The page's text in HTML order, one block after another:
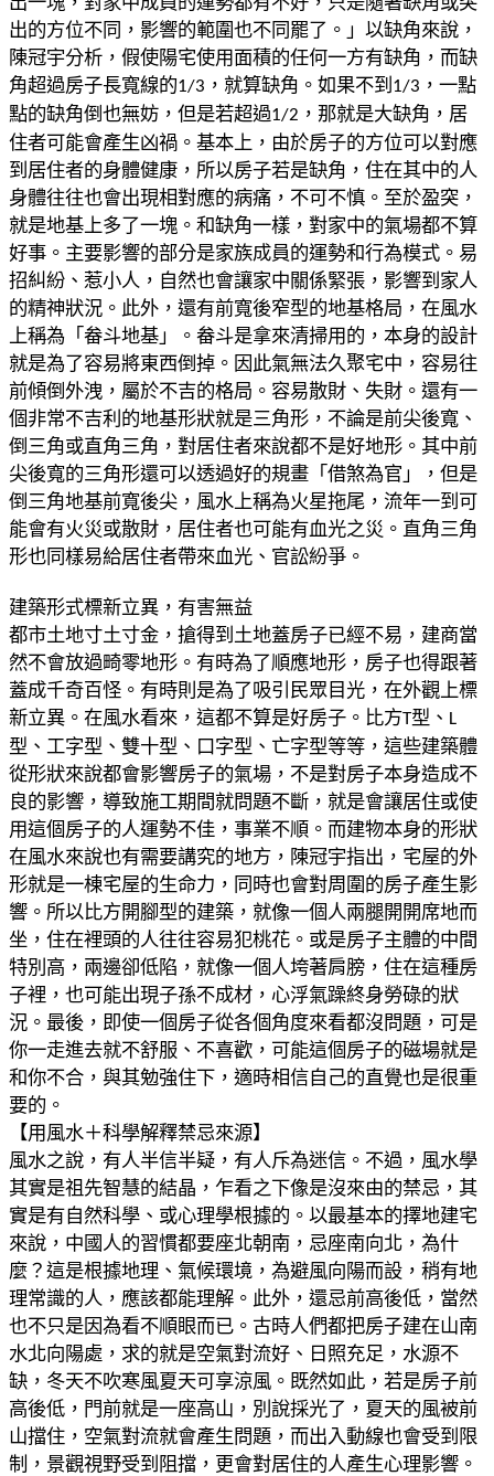
出的方位不同，影響的範圍也不同罷了。」 以缺角來說，
陳冠宇分析，假使陽宅使用面積的任何一方有缺角，而缺
角超過房子長寬線的1/3 ，就算缺角。如果不到 1/3 ，一點
點的缺角倒也無妨，但是若超過1/2 ，那就是大缺角，居
住者可能會產生凶禍。 基本上，由於房子的方位可以對應
到居住者的身體健康，所以房子若是缺角，住在其中的人
身體往往也會出現相對應的病痛，不可不慎。 至於盈突，
就是地基上多了一塊。和缺角一樣，對家中的氣場都不算
好事。主要影響的部分是家族成員的運勢和行為模式。易
招糾紛、惹小人 ，自然也會讓家中關係緊張，影響到家人
的精神狀況。 此外，還有前寬後窄型的地基格局，在風水
上稱為「畚斗地基」。畚斗是拿來清掃用的，本身的設計
就是為了容易將東西倒掉。因此氣無法久聚宅中，容易往
前傾倒外洩，屬於不吉的格局。容易散財、失財。 還有一
個非常不吉利的地基形狀就是三角形，不論是前尖後寬、
倒三角或直角三角，對居住者來說都不是好地形。 其中前
尖後寬的三角形還可以透過好的規畫「借煞為官」，但是
倒三角地基前寬後尖，風水上稱為火星拖尾，流年一到可
能會有火災或散財， 居住者也可能有血光之災。直角三角
形也同樣易給居住者帶來血光、官訟紛爭。
建築形式標新立異，有害無益
都市土地寸土寸金，搶得到土地蓋房子已經不易，建商當
然不會放過畸零地形。有時為了順應地形，房子也得跟著
蓋成千奇百怪。有時則是為了吸引民眾目光，在外觀上標
新立異。在風水看來，這都不算是好房子 。 比方T型、 L
型、工字型、雙十型、口字型、亡字型等等，這些建築體
從形狀來說都會影響房子的氣場，不是對房子本身造成不
良的影響，導致施工期間就問題不斷，就是會讓居住或使
用這個房子的人運勢不佳，事業不順。 而建物本身的形狀
在風水來說也有需要講究的地方，陳冠宇指出，宅屋的外
形就是一棟宅屋的生命力，同時也會對周圍的房子產生影
響。所以比方開腳型的建築，就像一個人兩腿開開席地而
坐，住在裡頭的人往往容易犯桃花。 或是房子主體的中間
特別高，兩邊卻低陷，就像一個人垮著肩膀，住在這種房
子裡，也可能出現子孫不成材，心浮氣躁終身勞碌的狀
況。 最後，即使一個房子從各個角度來看都沒問題，可是
你一走進去就不舒服、不喜歡，可能這個房子的磁場就是
和你不合，與其勉強住下，適時相信自己的直覺也是很重
要的。
【用風水＋科學解釋禁忌來源】
風水之說，有人半信半疑，有人斥為迷信。不過，風水學
其實是祖先智慧的結晶，乍看之下像是沒來由的禁忌，其
實是有自然科學、或心理學根據的。 以最基本的擇地建宅
來說，中國人的習慣都要座北朝南，忌座南向北， 為什
麼？這是根據地理、氣候環境，為避風向陽而設，稍有地
理常識的人，應該都能理解。 此外，還忌前高後低，當然
也不只是因為看不順眼而已。古時人們都把房子建在山南
水北向陽處，求的就是空氣對流好、日照充足，水源不
缺 ，冬天不吹寒風夏天可享涼風。 既然如此，若是房子前
高後低，門前就是一座高山，別說採光了，夏天的風被前
山擋住，空氣對流就會產生問題，而出入動線也會受到限
制， 景觀視野受到阻擋，更會對居住的人產生心理影響。